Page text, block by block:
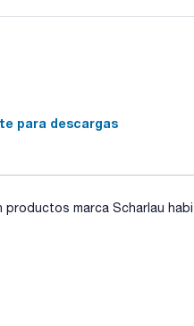
para descargas
marca Scharlau